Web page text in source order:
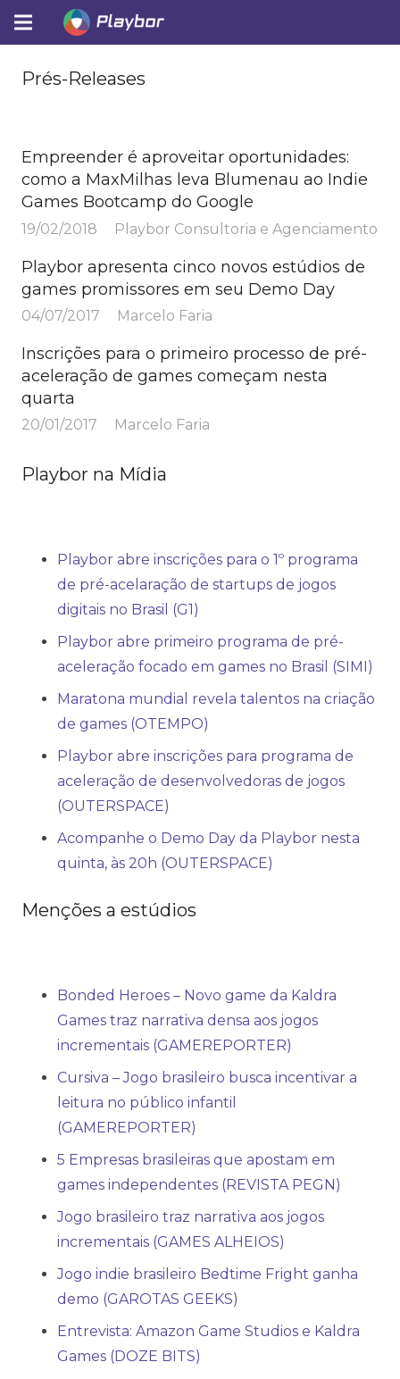
Prés-Releases
Empreender é aproveitar oportunidades:
como a MaxMilhas leva Blumenau ao Indie
Games Bootcamp do Google
19/02/2018 Playbor Consultoria e Agenciamento
Playbor apresenta cinco novos estúdios de
games promissores em seu Demo Day
04/07/2017 Marcelo Faria
Inscrições para o primeiro processo de pré-
aceleração de games começam nesta
quarta
20/01/2017 Marcelo Faria
Playbor na Mídia
Playbor abre inscrições para o 1º programa
de pré-acelaração de startups de jogos
digitais no Brasil (G1)
Playbor abre primeiro programa de pré-
aceleração focado em games no Brasil (SIMI)
Maratona mundial revela talentos na criação
de games (OTEMPO)
Playbor abre inscrições para programa de
aceleração de desenvolvedoras de jogos
(OUTERSPACE)
Acompanhe o Demo Day da Playbor nesta
quinta, às 20h (OUTERSPACE)
Menções a estúdios
Bonded Heroes – Novo game da Kaldra
Games traz narrativa densa aos jogos
incrementais (GAMEREPORTER)
Cursiva – Jogo brasileiro busca incentivar a
leitura no público infantil
(GAMEREPORTER)
5 Empresas brasileiras que apostam em
games independentes (REVISTA PEGN)
Jogo brasileiro traz narrativa aos jogos
incrementais (GAMES ALHEIOS)
Jogo indie brasileiro Bedtime Fright ganha
demo (GAROTAS GEEKS)
Entrevista: Amazon Game Studios e Kaldra
Games (DOZE BITS)